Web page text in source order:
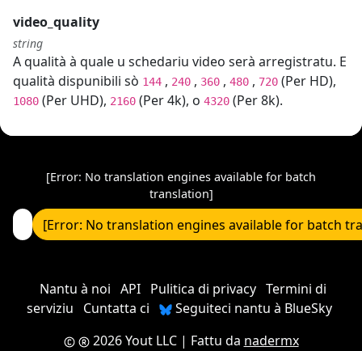
video_quality
string
A qualità à quale u schedariu video serà arregistratu. E
qualità dispunibili sò 144 , 240 , 360 , 480 , 720 (Per HD),
1080 (Per UHD), 2160 (Per 4k), o 4320 (Per 8k).
[Error: No translation engines available for batch
translation]
[Error: No translation engines available for batch
Nantu à noi API Pulitica di privacy Termini di
serviziu
Cuntatta ci
Seguiteci nantu à BlueSky
2026 Yout LLC| Fattu da nadermx